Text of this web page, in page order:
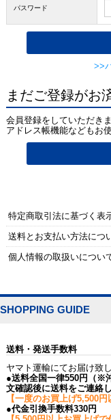
パスワード
>>
まだご登録がお
会員登録をしていただき
アドレス帳機能などもお
特定商取引法に基づく表
送料とお支払い方法につ
個人情報の取扱いについ
SHOPPING GUIDE
送料・発送手数料
ヤマト運輸にてお届け致し
●送料全国一律550円（※
文確認後に送料をご連絡し
【一度のお買上げ5,500円
●代金引換手数料330円